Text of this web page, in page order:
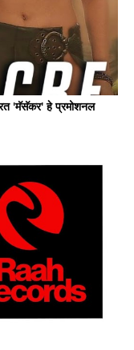
'मॅसॅकर' हे प्रमोशनल